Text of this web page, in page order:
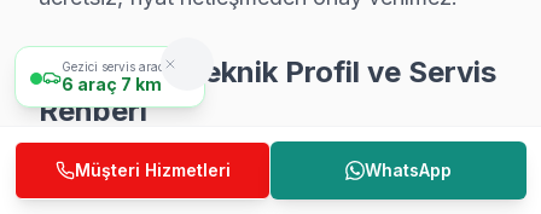
• Şişli'de kapıda nakit veya kredi kartı ile ödeme
• Taksit seçeneği mevcuttur
Not: Şişli'de nihai fiyat, arıza teşhisinden sonra kesin
Şişli'da Profilo Servis Garantisi – 2 Yıl Kapsam
Profilo TV Servis Garanti Belgesi – Yazılı ve İmzalı Güvence
Profilo TV Teknik Profil ve Servis
Rehberi
Profilo TV Teknik Servis Rehberi
Gezici servis aracımız
6 araç 7 km
Müşteri Hizmetleri WhatsApp